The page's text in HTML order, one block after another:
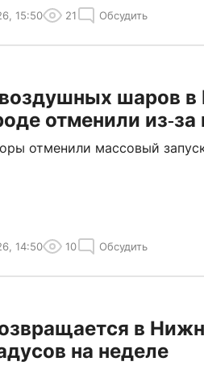
15:50 21 Обсудить
шаров
отменили
отменили массовый
14:50 10 Обсудить
в
на неделе